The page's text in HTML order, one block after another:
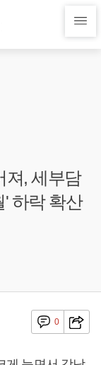
져, 세부담
하락 확산
0